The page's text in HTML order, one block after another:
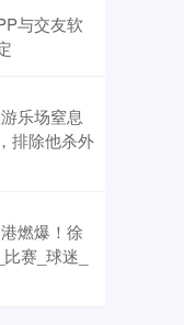
与交友软
乐场窒息
排除他杀外
燃爆！徐
赛_球迷_